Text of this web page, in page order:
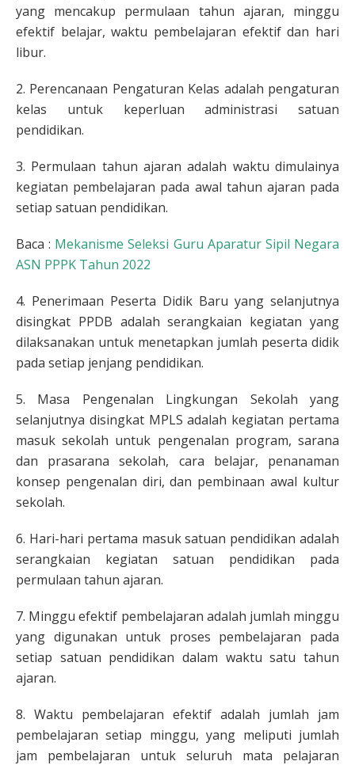
yang mencakup permulaan tahun ajaran, minggu
efektif belajar, waktu pembelajaran efektif dan hari
libur.
2. Perencanaan Pengaturan Kelas adalah pengaturan
kelas untuk keperluan administrasi satuan
pendidikan.
3. Permulaan tahun ajaran adalah waktu dimulainya
kegiatan pembelajaran pada awal tahun ajaran pada
setiap satuan pendidikan.
Baca : Mekanisme Seleksi Guru Aparatur Sipil Negara
ASN PPPK Tahun 2022
4. Penerimaan Peserta Didik Baru yang selanjutnya
disingkat PPDB adalah serangkaian kegiatan yang
dilaksanakan untuk menetapkan jumlah peserta didik
pada setiap jenjang pendidikan.
5. Masa Pengenalan Lingkungan Sekolah yang
selanjutnya disingkat MPLS adalah kegiatan pertama
masuk sekolah untuk pengenalan program, sarana
dan prasarana sekolah, cara belajar, penanaman
konsep pengenalan diri, dan pembinaan awal kultur
sekolah.
6. Hari-hari pertama masuk satuan pendidikan adalah
serangkaian kegiatan satuan pendidikan pada
permulaan tahun ajaran.
7. Minggu efektif pembelajaran adalah jumlah minggu
yang digunakan untuk proses pembelajaran pada
setiap satuan pendidikan dalam waktu satu tahun
ajaran.
8. Waktu pembelajaran efektif adalah jumlah jam
pembelajaran setiap minggu, yang meliputi jumlah
jam pembelajaran untuk seluruh mata pelajaran